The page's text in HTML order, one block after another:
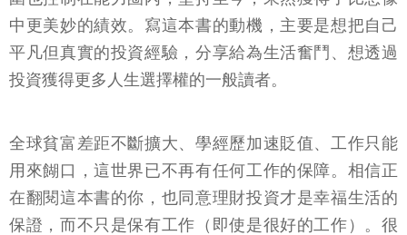
中更美妙的績效。寫這本書的動機，主要是想把自己
平凡但真實的投資經驗，分享給為生活奮鬥、想透過
投資獲得更多人生選擇權的一般讀者。
全球貧富差距不斷擴大、學經歷加速貶值、工作只能
用來餬口，這世界已不再有任何工作的保障。相信正
在翻閱這本書的你，也同意理財投資才是幸福生活的
保證，而不只是保有工作（即使是很好的工作）。很